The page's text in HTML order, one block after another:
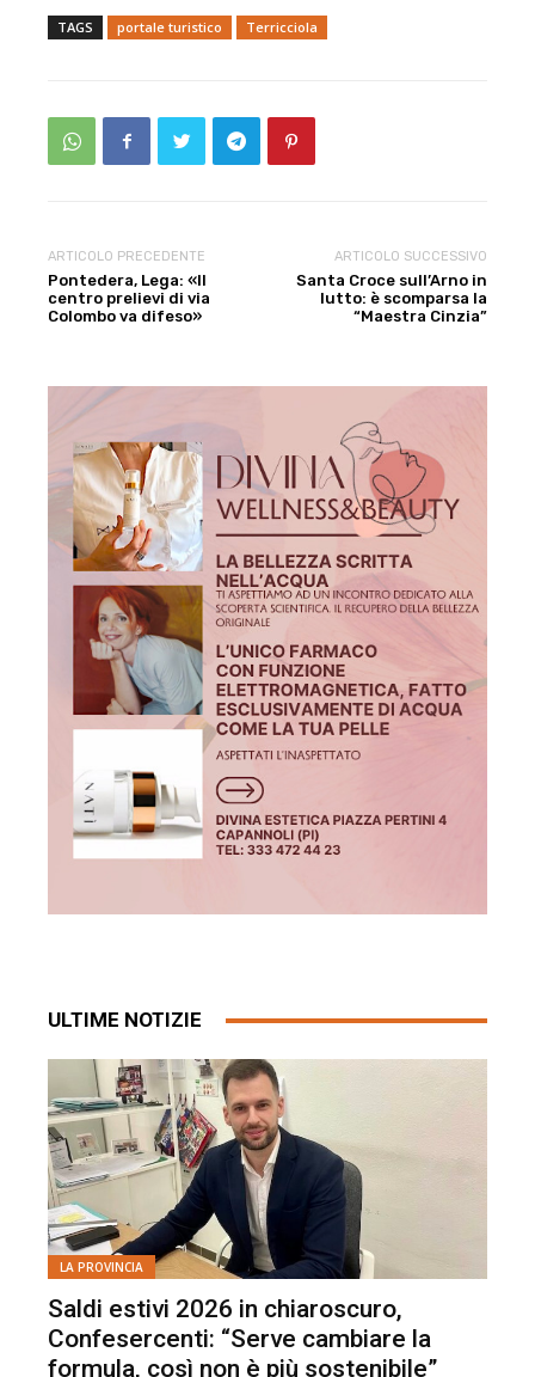
TAGS portale turistico Terricciola
ARTICOLO PRECEDENTE
Pontedera, Lega: «Il
centro prelievi di via
Colombo va difeso»
ARTICOLO SUCCESSIVO
Santa Croce sull’Arno in
lutto: è scomparsa la
“Maestra Cinzia”
ULTIME NOTIZIE
LA PROVINCIA
Saldi estivi 2026 in chiaroscuro,
Confesercenti: “Serve cambiare la
formula, così non è più sostenibile”